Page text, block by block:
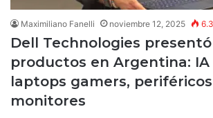
Maximiliano Fanelli noviembre 12, 2025
Dell Technologies
productos en Argentina: IA
laptops gamers,
monitores